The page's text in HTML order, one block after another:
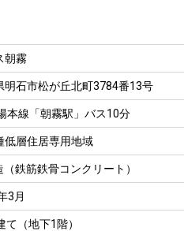
朝霧
明石市松が丘北町3784番13号
本線「朝霧駅」バス10分
低層住居専用地域
（鉄筋鉄骨コンクリート）
3月
て（地下1階）